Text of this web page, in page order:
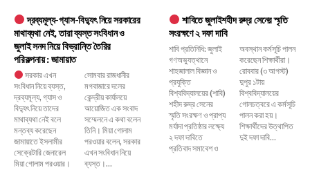
দ্রব্যমূল্য-গ্যাস-বিদ্যুৎ নিয়ে সরকারের
মাথাব্যথা নেই, তারা ব্যস্ত সংবিধান ও
জুলাই সনদ নিয়ে বিভ্রান্তি তৈরির
পরিকল্পনায় : জামায়াত
সরকার এখন
সংবিধান নিয়ে ব্যস্ত,
দ্রব্যমূল্য, গ্যাস ও
বিদ্যুৎ নিয়ে তাদের
মাথাব্যথা নেই বলে
মন্তব্য করেছেন
জামায়াতে ইসলামীর
সেক্রেটারি জেনারেল
মিয়া গোলাম পরওয়ার।
সোমবার রাজধানীর
মগবাজারে দলের
কেন্দ্রীয় কার্যালয়ে
আয়োজিত এক সংবাদ
সম্মেলনে এ কথা বলেন
তিনি। মিয়া গোলাম
পরওয়ার বলেন, সরকার
এখন সংবিধান নিয়ে
ব্যস্ত।...
শাবিতে জুলাইশহীদ রুদ্র সেনের স্মৃতি
সংরক্ষণে ২ দফা দাবি
শাবি প্রতিনিধি: জুলাই
গণঅভ্যুত্থানে
শাহজালাল বিজ্ঞান ও
প্রযুক্তি
বিশ্ববিদ্যালয়ের (শাবি)
শহীদ রুদ্র সেনের
স্মৃতি সংরক্ষণ ও প্রাপ্য
মর্যাদা প্রতিষ্ঠার লক্ষ্যে
২ দফা দাবিতে
প্রতিবাদ সমাবেশ ও
অবস্থান কর্মসূচি পালন
করেছেন শিক্ষার্থীরা।
রোববার (৩ আগস্ট)
দুপুর ১টায়
বিশ্ববিদ্যালয়ের
গোলচত্বরে এ কর্মসূচি
পালন করা হয়।
শিক্ষার্থীদের উত্থাপিত
দুই দফা দাবি...